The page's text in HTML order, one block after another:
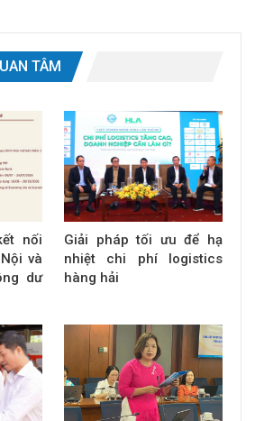
TÂM
nối
và
dư
Giải pháp tối ưu để hạ
nhiệt chi phí logistics
hàng hải